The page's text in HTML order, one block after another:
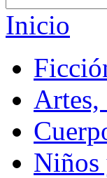
Inicio
Artes,
Niños